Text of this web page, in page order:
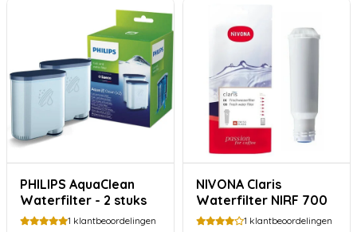
PHILIPS AquaClean
Waterfilter - 2 stuks
1 klantbeoordelingen
NIVONA Claris
Waterfilter NIRF 700
1 klantbeoordelingen